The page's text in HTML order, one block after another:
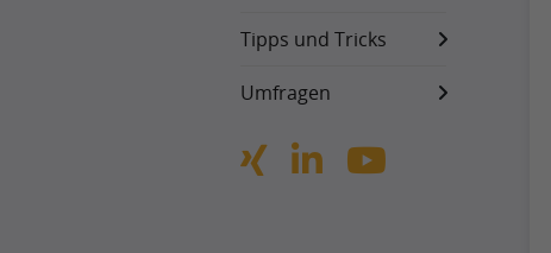
Tipps und Tricks
Umfragen